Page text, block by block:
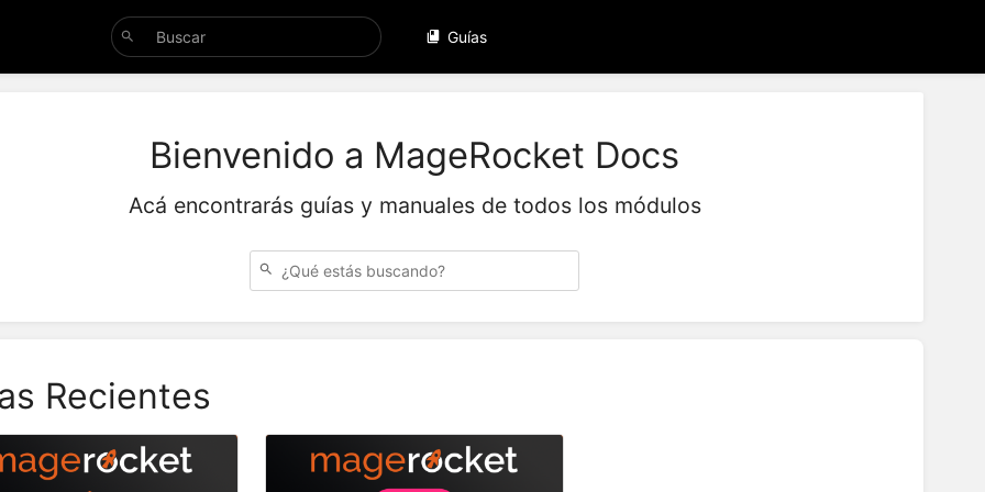
Guías
Bienvenido a MageRocket Docs
Acá encontrarás guías y manuales de todos los módulos
Recientes